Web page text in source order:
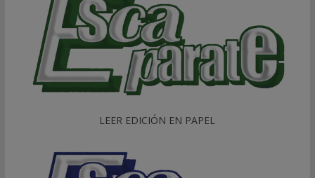
LEER EDICIÓN EN PAPEL